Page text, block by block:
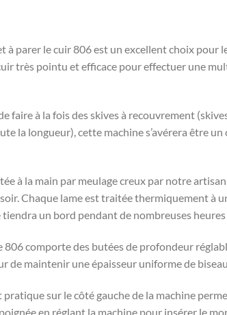
à parer le cuir 806 est un excellent choix
très pointu et efficace pour effectuer une
faire à la fois des skives à recouvrement
la longueur), cette machine s’avérera être
à la main par meulage creux par notre
Chaque lame est traitée thermiquement à
un bord pendant de nombreuses
806 comporte des butées de profondeur
de maintenir une épaisseur uniforme de
sur le côté gauche de la machine
en réglant la machine pour insérer le